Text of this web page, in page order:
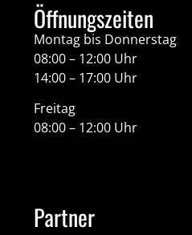
Öffnungszeiten
Montag bis Donnerstag
08:00 – 12:00 Uhr
14:00 – 17:00 Uhr
Freitag
08:00 – 12:00 Uhr
Partner